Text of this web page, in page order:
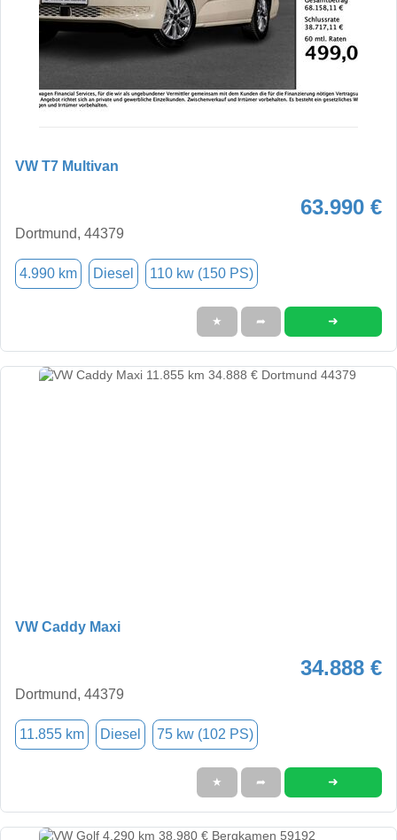
VW T7 Multivan
63.990 €
Dortmund, 44379
4.990 km Diesel 110 kw (150 PS)
★ ➦ ➜
VW Caddy Maxi
34.888 €
Dortmund, 44379
11.855 km Diesel 75 kw (102 PS)
★ ➦ ➜